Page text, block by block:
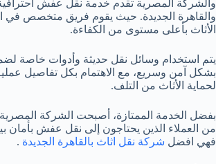
والشركة المصرية تقدم خدمة نقل عفش
والقاهرة الجديدة. حيث يقوم فريق متخصص في
الأثاث بأعلى مستوى من الكفاءة.
يتم استخدام وسائل نقل حديثة وأدوات خاصة
بشكل آمن وسريع، مع الاهتمام بكل تفاصيل عملية
لحماية الأثاث من التلف.
بفضل الخدمة الممتازة، أصبحت الشركة المصرية
من العملاء الذين يحتاجون إلى نقل عفش بأمان
فهي افضل شركة نقل اثاث بالقاهرة الجديدة .